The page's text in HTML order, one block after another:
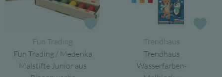
Fun Trading
Fun Trading / Medenka
Malstifte Junior aus
Trendhaus
Trendhaus
Wasserfarben-